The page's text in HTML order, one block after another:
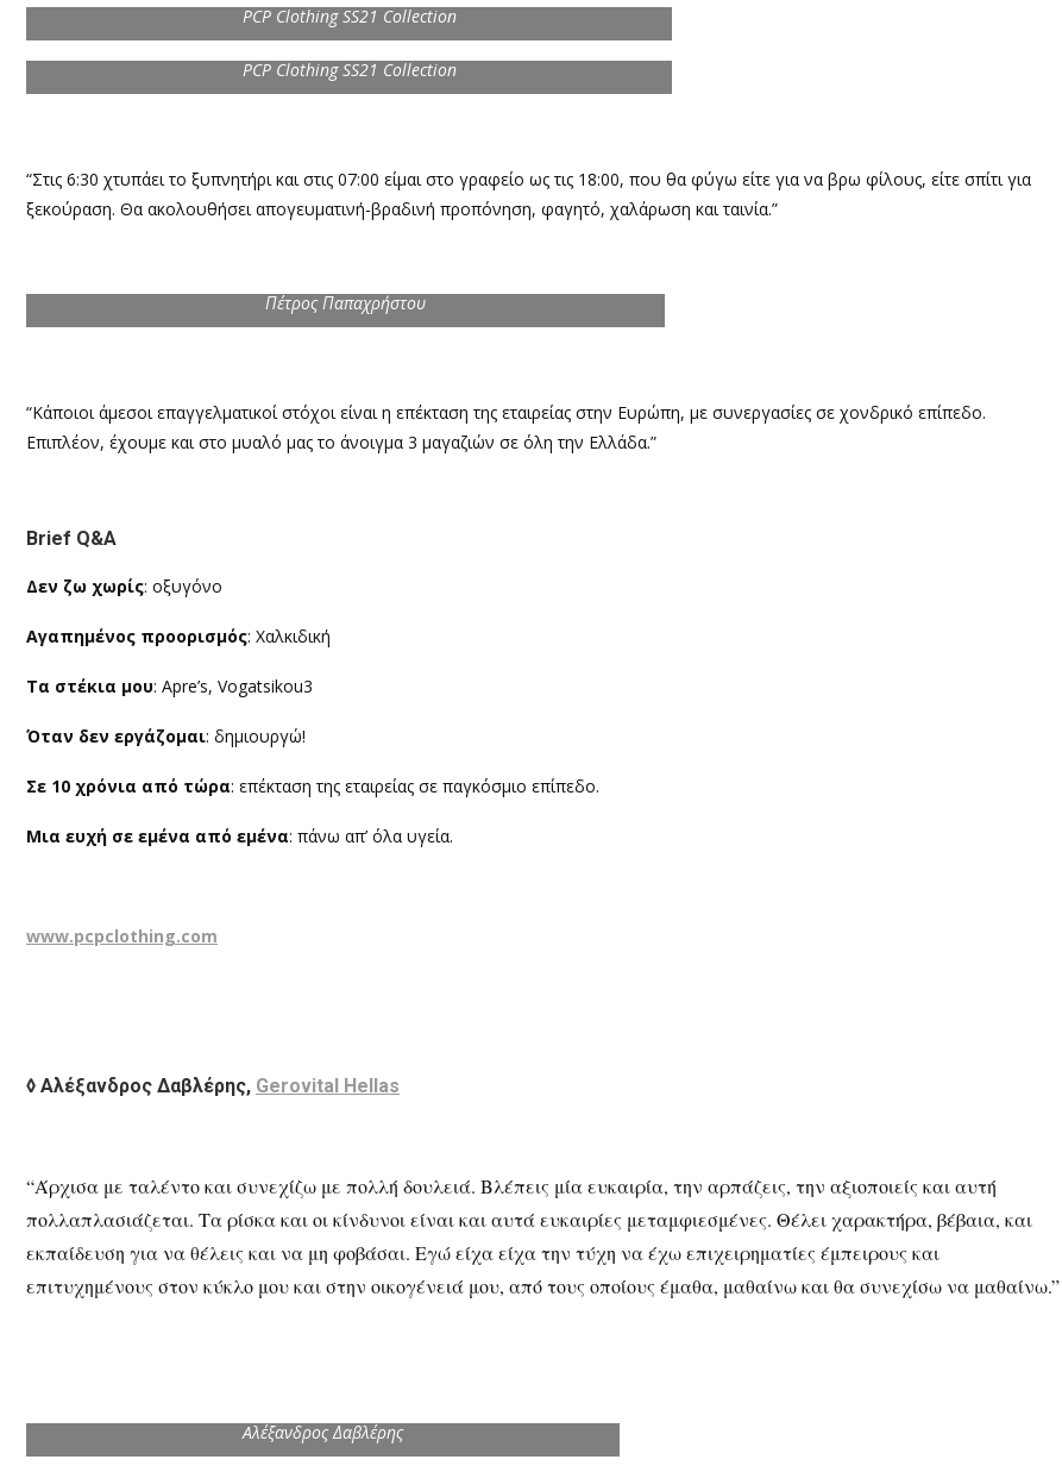
PCP Clothing SS21 Collection
PCP Clothing SS21 Collection
“Στις 6:30 χτυπάει το ξυπνητήρι και στις 07:00 είμαι στο γραφείο ως τις 18:00, που θα φύγω είτε για να βρω φίλους, είτε σπίτι για
ξεκούραση. Θα ακολουθήσει απογευματινή-βραδινή προπόνηση, φαγητό, χαλάρωση και ταινία.”
Πέτρος Παπαχρήστου
“Κάποιοι άμεσοι επαγγελματικοί στόχοι είναι η επέκταση της εταιρείας στην Ευρώπη, με συνεργασίες σε χονδρικό επίπεδο.
Επιπλέον, έχουμε και στο μυαλό μας το άνοιγμα 3 μαγαζιών σε όλη την Ελλάδα.”
Brief Q&A
Δεν ζω χωρίς: οξυγόνο
Αγαπημένος προορισμός: Χαλκιδική
Τα στέκια μου: Apre’s, Vogatsikou3
Όταν δεν εργάζομαι: δημιουργώ!
Σε 10 χρόνια από τώρα: επέκταση της εταιρείας σε παγκόσμιο επίπεδο.
Μια ευχή σε εμένα από εμένα: πάνω απ’ όλα υγεία.
www.pcpclothing.com
◊ Aλέξανδρος Δαβλέρης, Gerovital Hellas
“Άρχισα με ταλέντο και συνεχίζω με πολλή δουλειά. Βλέπεις μία ευκαιρία, την αρπάζεις, την αξιοποιείς και αυτή
πολλαπλασιάζεται. Τα ρίσκα και οι κίνδυνοι είναι και αυτά ευκαιρίες μεταμφιεσμένες. Θέλει χαρακτήρα, βέβαια, και
εκπαίδευση για να θέλεις και να μη φοβάσαι. Εγώ είχα είχα την τύχη να έχω επιχειρηματίες έμπειρους και
επιτυχημένους στον κύκλο μου και στην οικογένειά μου, από τους οποίους έμαθα, μαθαίνω και θα συνεχίσω να μαθαίνω.”
Aλέξανδρος Δαβλέρης